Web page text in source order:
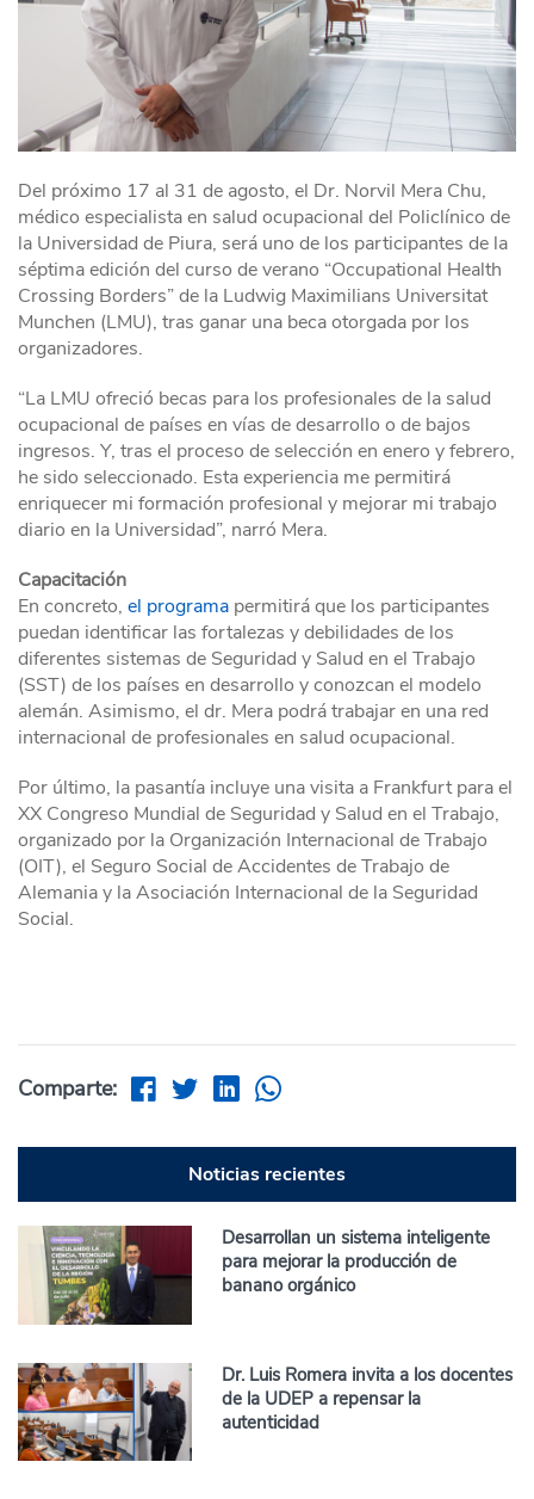
Del próximo 17 al 31 de agosto, el Dr. Norvil Mera Chu,
médico especialista en salud ocupacional del Policlínico de
la Universidad de Piura, será uno de los participantes de la
séptima edición del curso de verano “Occupational Health
Crossing Borders” de la Ludwig Maximilians Universitat
Munchen (LMU), tras ganar una beca otorgada por los
organizadores.
“La LMU ofreció becas para los profesionales de la salud
ocupacional de países en vías de desarrollo o de bajos
ingresos. Y, tras el proceso de selección en enero y febrero,
he sido seleccionado. Esta experiencia me permitirá
enriquecer mi formación profesional y mejorar mi trabajo
diario en la Universidad”, narró Mera.
Capacitación
En concreto, el programa permitirá que los participantes
puedan identificar las fortalezas y debilidades de los
diferentes sistemas de Seguridad y Salud en el Trabajo
(SST) de los países en desarrollo y conozcan el modelo
alemán. Asimismo, el dr. Mera podrá trabajar en una red
internacional de profesionales en salud ocupacional.
Por último, la pasantía incluye una visita a Frankfurt para el
XX Congreso Mundial de Seguridad y Salud en el Trabajo,
organizado por la Organización Internacional de Trabajo
(OIT), el Seguro Social de Accidentes de Trabajo de
Alemania y la Asociación Internacional de la Seguridad
Social.
Comparte:
Noticias recientes
Desarrollan un sistema inteligente
para mejorar la producción de
banano orgánico
Dr. Luis Romera invita a los docentes
de la UDEP a repensar la
autenticidad